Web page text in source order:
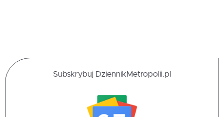
Subskrybuj DziennikMetropolii.pl